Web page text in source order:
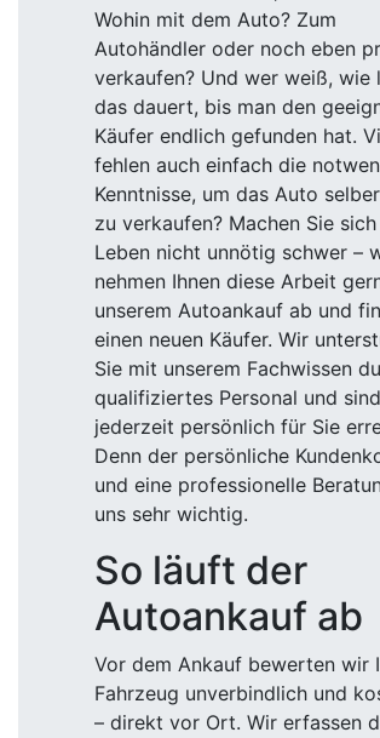
Wohin mit dem Auto? Zum
Autohändler oder noch eben
verkaufen? Und wer weiß, wie
das dauert, bis man den
Käufer endlich gefunden hat.
fehlen auch einfach die
Kenntnisse, um das Auto
zu verkaufen? Machen Sie
Leben nicht unnötig schwer –
nehmen Ihnen diese Arbeit
unserem Autoankauf ab und
einen neuen Käufer. Wir
Sie mit unserem Fachwissen
qualifiziertes Personal und sind
jederzeit persönlich für Sie
Denn der persönliche
und eine professionelle
uns sehr wichtig.
So läuft der
Autoankauf ab
Vor dem Ankauf bewerten wir
Fahrzeug unverbindlich und
– direkt vor Ort. Wir erfassen